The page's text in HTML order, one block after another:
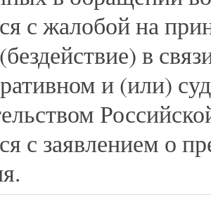
с жалобой на
в
и (или)
с заявлением о